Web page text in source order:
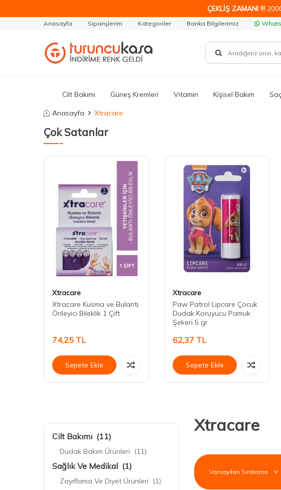
ÇEKLİŞ ZAMANI !!!
Anasayfa Siparişlerim Kategoriler Banka Bilgilerimiz
Cilt Bakımı Güneş Kremleri Vitamin Kişisel Bakım
Anasayfa Xtracare
Çok Satanlar
Xtracare
Xtracare Kusma ve Bulantı
Önleyici Bileklik 1 Çift
74,25 TL
Sepete Ekle
Xtracare
Paw Patrol Lipcare Çocuk
Dudak Koruyucu Pamuk
Şekeri 5 gr
62,37 TL
Sepete Ekle
Cilt Bakımı (11)
Dudak Bakım Ürünleri (11)
Sağlık Ve Medikal (1)
Zayıflama Ve Diyet Ürünleri (1)
Xtracare